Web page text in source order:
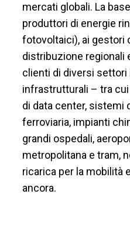
mercati globali. La
produttori di energie
fotovoltaici), ai gestori
distribuzione regionali
clienti di diversi settori
infrastrutturali – tra
di data center, sistemi
ferroviaria, impianti
grandi ospedali,
metropolitana e tram,
ricarica per la mobilità
ancora.